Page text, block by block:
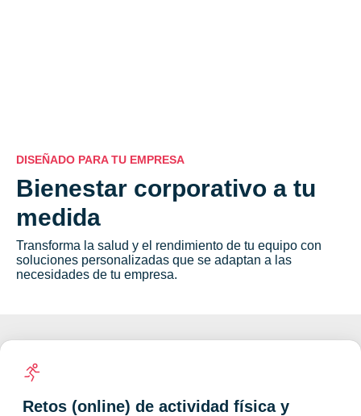
DISEÑADO PARA TU EMPRESA
Bienestar corporativo a tu
medida
Transforma la salud y el rendimiento de tu equipo con
soluciones personalizadas que se adaptan a las
necesidades de tu empresa.
Retos (online) de actividad física y